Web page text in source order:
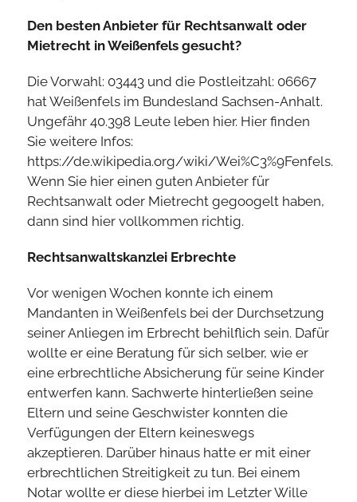
Den besten Anbieter für Rechtsanwalt oder
Mietrecht in Weißenfels gesucht?
Die Vorwahl: 03443 und die Postleitzahl: 06667
hat Weißenfels im Bundesland Sachsen-Anhalt.
Ungefähr 40.398 Leute leben hier. Hier finden
Sie weitere Infos:
https://de.wikipedia.org/wiki/Wei%C3%9Fenfels.
Wenn Sie hier einen guten Anbieter für
Rechtsanwalt oder Mietrecht gegoogelt haben,
dann sind hier vollkommen richtig.
Rechtsanwaltskanzlei Erbrechte
Vor wenigen Wochen konnte ich einem
Mandanten in Weißenfels bei der Durchsetzung
seiner Anliegen im Erbrecht behilflich sein. Dafür
wollte er eine Beratung für sich selber, wie er
eine erbrechtliche Absicherung für seine Kinder
entwerfen kann. Sachwerte hinterließen seine
Eltern und seine Geschwister konnten die
Verfügungen der Eltern keineswegs
akzeptieren. Darüber hinaus hatte er mit einer
erbrechtlichen Streitigkeit zu tun. Bei einem
Notar wollte er diese hierbei im Letzter Wille